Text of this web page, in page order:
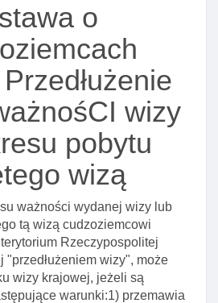
o
wizy
pobytu
wizą
ważności wydanej wizy lub
tą wizą cudzoziemcowi
Rzeczypospolitej
"przedłużeniem wizy", może
wizy krajowej, jeżeli są
warunki:1) przemawia
do organu innego państwa o
wizy schengen
organu w sprawie
przez organ innego
w sprawie wydania wizy
opinii w sprawie
wniosków o wydanie wizy
do spraw
informacji w sprawie